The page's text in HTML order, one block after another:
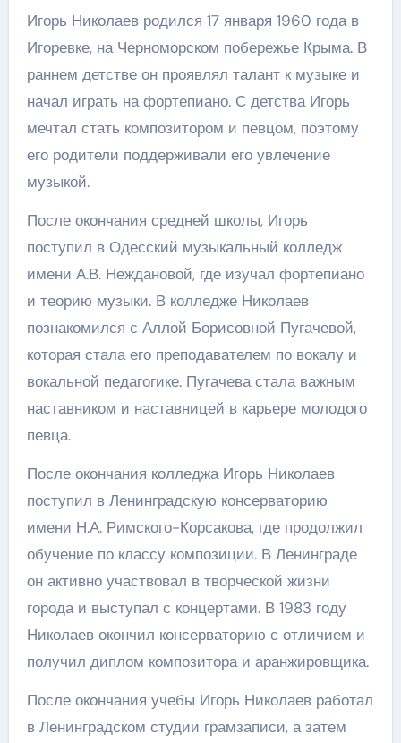
Игорь Николаев родился 17 января 1960 года в
Игоревке, на Черноморском побережье Крыма. В
раннем детстве он проявлял талант к музыке и
начал играть на фортепиано. С детства Игорь
мечтал стать композитором и певцом, поэтому
его родители поддерживали его увлечение
музыкой.
После окончания средней школы, Игорь
поступил в Одесский музыкальный колледж
имени А.В. Неждановой, где изучал фортепиано
и теорию музыки. В колледже Николаев
познакомился с Аллой Борисовной Пугачевой,
которая стала его преподавателем по вокалу и
вокальной педагогике. Пугачева стала важным
наставником и наставницей в карьере молодого
певца.
После окончания колледжа Игорь Николаев
поступил в Ленинградскую консерваторию
имени Н.А. Римского-Корсакова, где продолжил
обучение по классу композиции. В Ленинграде
он активно участвовал в творческой жизни
города и выступал с концертами. В 1983 году
Николаев окончил консерваторию с отличием и
получил диплом композитора и аранжировщика.
После окончания учебы Игорь Николаев работал
в Ленинградском студии грамзаписи, а затем